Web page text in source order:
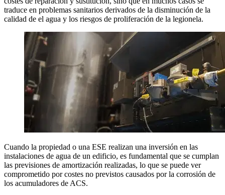
traduce en problemas sanitarios derivados de la disminución de la
calidad de el agua y los riesgos de proliferación de la legionela.
Cuando la propiedad o una ESE realizan una inversión en las
instalaciones de agua de un edificio, es fundamental que se cumplan
las previsiones de amortización realizadas, lo que se puede ver
comprometido por costes no previstos causados por la corrosión de
los acumuladores de ACS.